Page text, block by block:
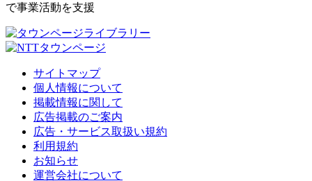
で事業活動を支援
サイトマップ
個人情報について
掲載情報に関して
広告掲載のご案内
広告・サービス取扱い規約
利用規約
お知らせ
運営会社について